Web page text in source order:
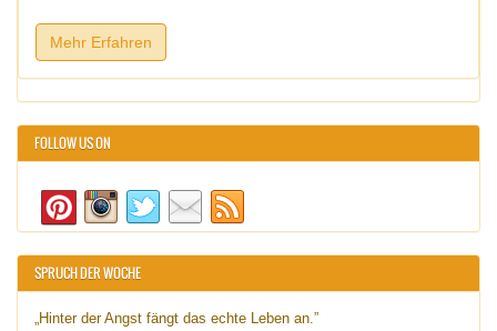
Mehr Erfahren
FOLLOW US ON
SPRUCH DER WOCHE
„Hinter der Angst fängt das echte Leben an.”